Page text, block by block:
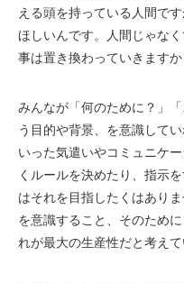
える頭を持っている人間で
ほしいんです。人間じゃな
事は置き換わっていきますか
みんなが「何のために？」
う目的や背景、を意識して
いった気遣いやコミュニケ
くルールを決めたり、指示
はそれを目指したくはあり
を意識すること、そのため
れが最大の生産性だと考えて